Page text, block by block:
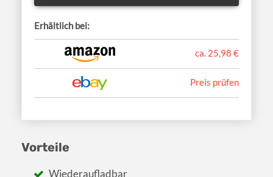
Erhältlich bei:
ca. 25,98 €
Preis prüfen
Vorteile
Wiederaufladbar